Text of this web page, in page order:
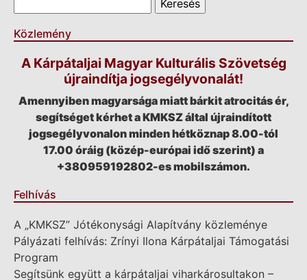
Közlemény
A Kárpátaljai Magyar Kulturális Szövetség
újraindítja jogsegélyvonalát!
Amennyiben magyarsága miatt bárkit atrocitás ér,
segítséget kérhet a KMKSZ által újraindított
jogsegélyvonalon minden hétköznap 8.00-tól
17.00 óráig (közép-európai idő szerint) a
+380959192802-es mobilszámon.
Felhívás
A „KMKSZ” Jótékonysági Alapítvány közleménye
Pályázati felhívás: Zrínyi Ilona Kárpátaljai Támogatási
Program
Segítsünk együtt a kárpátaljai viharkárosultakon –